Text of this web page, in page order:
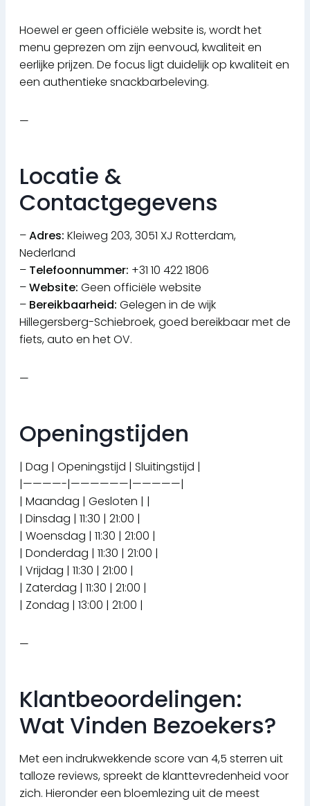
Hoewel er geen officiële website is, wordt het
menu geprezen om zijn eenvoud, kwaliteit en
eerlijke prijzen. De focus ligt duidelijk op kwaliteit en
een authentieke snackbarbeleving.
—
Locatie &
Contactgegevens
–Adres: Kleiweg 203, 3051 XJ Rotterdam,
Nederland
– Telefoonnummer: +31 10 422 1806
–Website: Geen officiële website
– Bereikbaarheid: Gelegen in de wijk
Hillegersberg-Schiebroek, goed bereikbaar met de
fiets, auto en het OV.
—
Openingstijden
| Dag | Openingstijd | Sluitingstijd |
|————-|——————|—————|
| Maandag | Gesloten | |
| Dinsdag | 11:30 | 21:00 |
| Woensdag | 11:30 | 21:00 |
| Donderdag | 11:30 | 21:00 |
| Vrijdag | 11:30 | 21:00 |
| Zaterdag | 11:30 | 21:00 |
| Zondag | 13:00 | 21:00 |
—
Klantbeoordelingen:
Wat Vinden Bezoekers?
Met een indrukwekkende score van 4,5 sterren uit
talloze reviews, spreekt de klanttevredenheid voor
zich. Hieronder een bloemlezing uit de meest